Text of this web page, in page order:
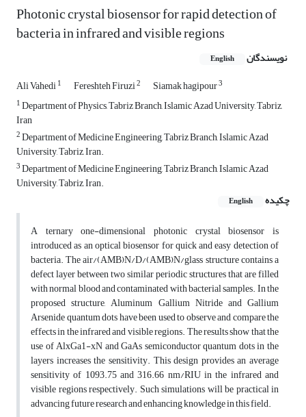
Photonic crystal biosensor for rapid detection of
bacteria in infrared and visible regions
نویسندگان English
Ali Vahedi1 Fereshteh Firuzi2 Siamak hagipour3
1Department of Physics, Tabriz Branch, Islamic Azad University, Tabriz,
Iran
2Department of Medicine Engineering, Tabriz Branch, Islamic Azad
University, Tabriz, Iran.
3Department of Medicine Engineering, Tabriz Branch, Islamic Azad
University, Tabriz, Iran.
چکیده
English
A ternary one-dimensional photonic crystal biosensor is
introduced as an optical biosensor for quick and easy detection of
bacteria. The air/(AMB)N/D/(AMB)N/glass structure contains a
defect layer between two similar periodic structures that are filled
with normal blood and contaminated with bacterial samples. In the
proposed structure, Aluminum Gallium Nitride and Gallium
Arsenide quantum dots have been used to observe and compare the
effects in the infrared and visible regions. The results show that the
use of AlxGa1-xN and GaAs semiconductor quantum dots in the
layers increases the sensitivity. This design provides an average
sensitivity of 1093.75 and 316.66 nm/RIU in the infrared and
visible regions respectively. Such simulations will be practical in
advancing future research and enhancing knowledge in this field.